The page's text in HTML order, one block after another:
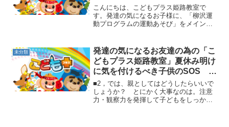
いて
こんにちは、こどもプラス姫路教室で
す。発達の気になるお子様に、「柳沢運
動プログラムの運動あそび」をメインに
ちの子に出来るのかしら」 「運動だけ
で、勉強は？」等々、親御様の...
未分類
発達の気になるお友達の為の「こ
どもプラス姫路教室」夏休み明け
に気を付けるべき子供のSOS そ
の2
■2，では、親としてはどうしたらいいで
しょうか？ とにかく大事なのは。注意
力・観察力を発揮して子どもをしっかり